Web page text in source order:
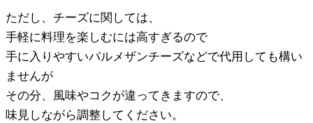
ただし、チーズに関しては、
手軽に料理を楽しむには高すぎるので
手に入りやすいパルメザンチーズなどで代用しても構い
ませんが
その分、風味やコクが違ってきますので、
味見しながら調整してください。